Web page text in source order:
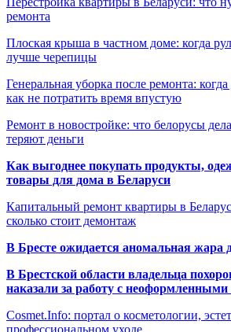
ремонта
Плоская крыша в частном доме: когда
лучше черепицы
Генеральная уборка после ремонта: когда
как не потратить время впустую
Ремонт в новостройке: что белорусы
теряют деньги
Как выгоднее покупать продукты,
товары для дома в Беларуси
Капитальный ремонт квартиры в
сколько стоит демонтаж
В Бресте ожидается аномальная жара
В Брестской области владельца
наказали за работу с
Cosmet.Info: портал о косметологии,
профессиональном уходе